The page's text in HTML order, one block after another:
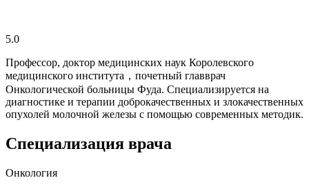
5.0
Профессор, доктор медицинских наук Королевского
медицинского института，почетный главврач
Онкологической больницы Фуда. Специализируется на
диагностике и терапии доброкачественных и злокачественных
опухолей молочной железы с помощью современных методик.
Специализация врача
Онкология